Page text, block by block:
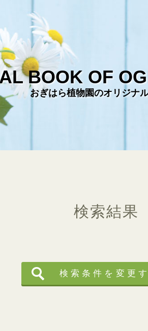
BOOK OF
おぎはら植物園のオリジナ
検索結果
検索条件を変更